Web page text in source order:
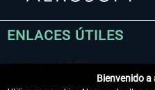
ENLACES ÚTILES
Bienvenido